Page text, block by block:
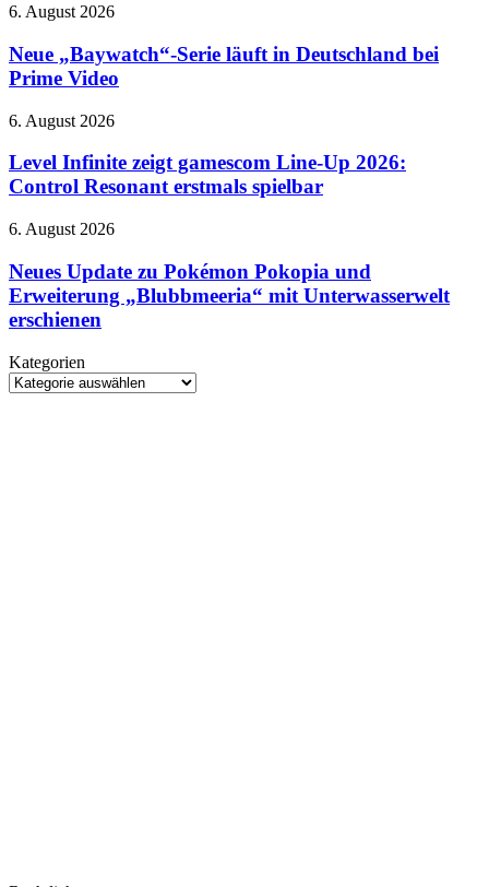
soll
im
September
Neue
Serie
läuft
in
bei
Video
6. August 2026
Neue „Baywatch“-Serie läuft in Deutschland bei
Prime Video
Level
zeigt
gamescom
Line-
2026:
Resonant
erstmals
spielbar
6. August 2026
Level Infinite zeigt gamescom Line-Up 2026:
Control Resonant erstmals spielbar
Neues
zu
Pokémon
Pokopia
und
„Blubbmeeria“
mit
6. August 2026
Neues Update zu Pokémon Pokopia und
Erweiterung „Blubbmeeria“ mit Unterwasserwelt
erschienen
Kategorien
Kategorien